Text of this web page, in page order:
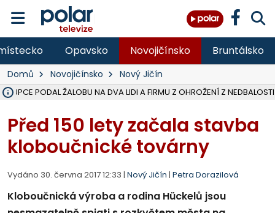
Opavsko Novojičínsko Bruntálsko
Domů Novojičínsko Nový Jičín
PODAL ŽALOBU NA DVA LIDI A FIRMU Z OHROŽENÍ Z NEDBALOSTI
Před 150 lety začala stavba
kloboučnické továrny
Vydáno 30. června 2017 12:33 | Nový Jičín | Petra Dorazilová
Kloboučnická výroba a rodina Hückelů jsou